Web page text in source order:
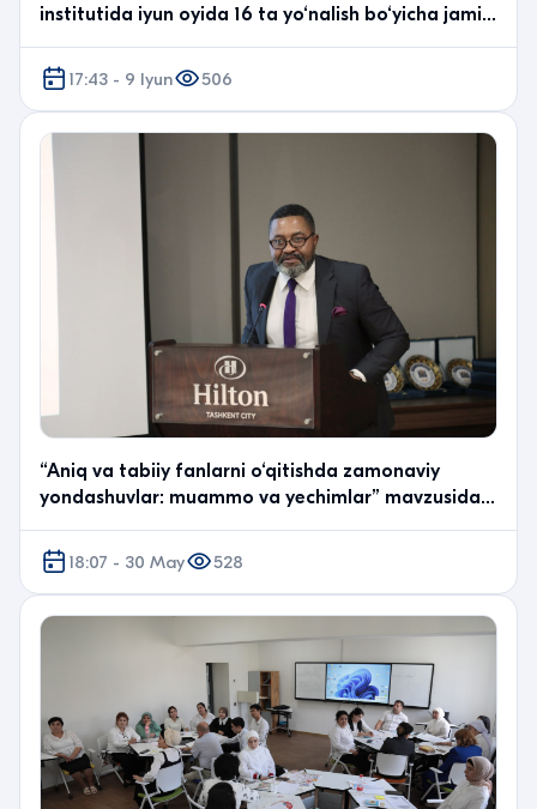
institutida iyun oyida 16 ta yo‘nalish bo‘yicha jami
17:43 - 9 Iyun
506
“Aniq va tabiiy fanlarni o‘qitishda zamonaviy
yondashuvlar: muammo va yechimlar” mavzusida
18:07 - 30 May
528